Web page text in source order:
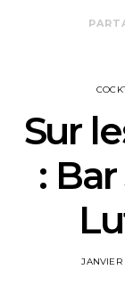
Sur
:
POSTED
JANVIER